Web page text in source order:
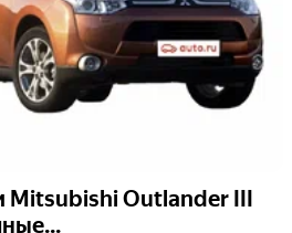
Mitsubishi Outlander III